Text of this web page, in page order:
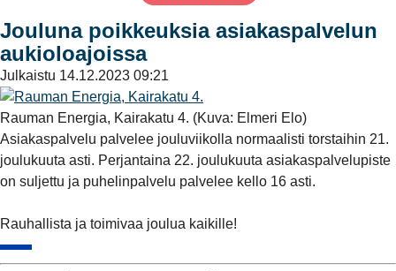
Jouluna poikkeuksia asiakaspalvelun
aukioloajoissa
Julkaistu 14.12.2023 09:21
Rauman Energia, Kairakatu 4. (Kuva: Elmeri Elo)
Asiakaspalvelu palvelee jouluviikolla normaalisti torstaihin 21.
joulukuuta asti. Perjantaina 22. joulukuuta asiakaspalvelupiste
on suljettu ja puhelinpalvelu palvelee kello 16 asti.
Rauhallista ja toimivaa joulua kaikille!